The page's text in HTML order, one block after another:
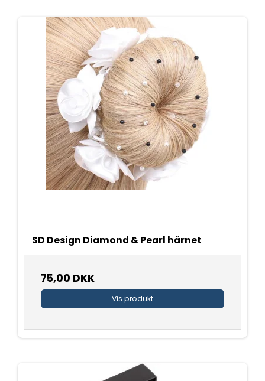
SD Design Diamond & Pearl hårnet
75,00 DKK
Vis produkt